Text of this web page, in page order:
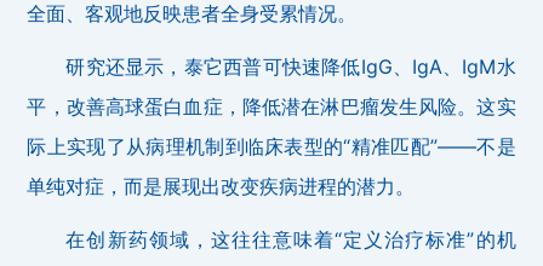
全面、客观地反映患者全身受累情况。
研究还显示，泰它西普可快速降低IgG、IgA、IgM水
平，改善高球蛋白血症，降低潜在淋巴瘤发生风险。这实
际上实现了从病理机制到临床表型的“精准匹配”——不是
单纯对症，而是展现出改变疾病进程的潜力。
在创新药领域，这往往意味着“定义治疗标准”的机